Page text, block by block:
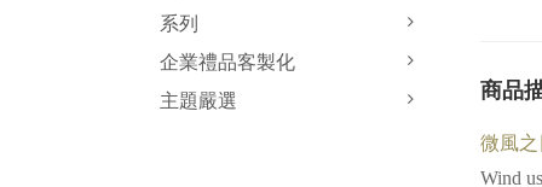
系列
企業禮品客製化
主題嚴選
商品
微風之
Wind